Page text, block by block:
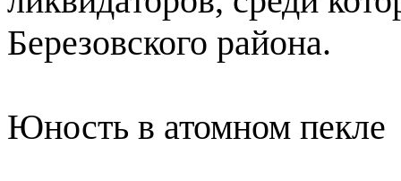
Березовского района.
Юность в атомном пекле